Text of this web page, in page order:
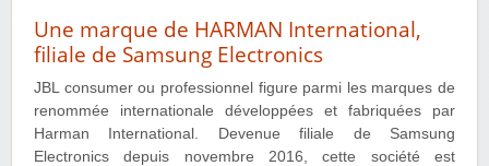
Une marque de HARMAN International,
filiale de Samsung Electronics
JBL consumer ou professionnel figure parmi les marques de
renommée internationale développées et fabriquées par
Harman International. Devenue filiale de Samsung
Electronics depuis novembre 2016, cette société est